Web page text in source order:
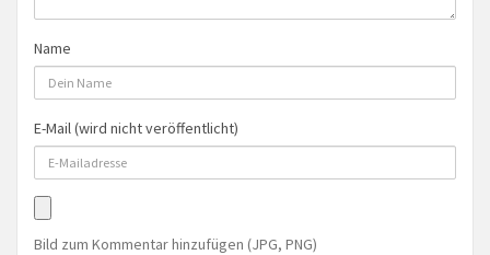
Name
E-Mail (wird nicht veröffentlicht)
Bild zum Kommentar hinzufügen (JPG, PNG)